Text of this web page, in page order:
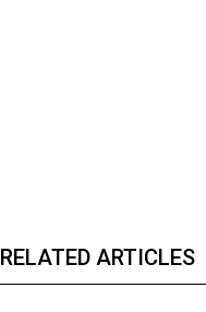
RELATED ARTICLES